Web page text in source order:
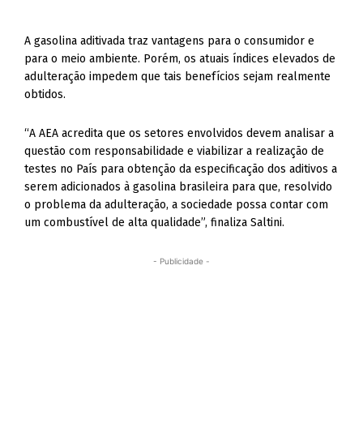
A gasolina aditivada traz vantagens para o consumidor e
para o meio ambiente. Porém, os atuais índices elevados de
adulteração impedem que tais benefícios sejam realmente
obtidos.
“A AEA acredita que os setores envolvidos devem analisar a
questão com responsabilidade e viabilizar a realização de
testes no País para obtenção da especificação dos aditivos a
serem adicionados à gasolina brasileira para que, resolvido
o problema da adulteração, a sociedade possa contar com
um combustível de alta qualidade”, finaliza Saltini.
- Publicidade -